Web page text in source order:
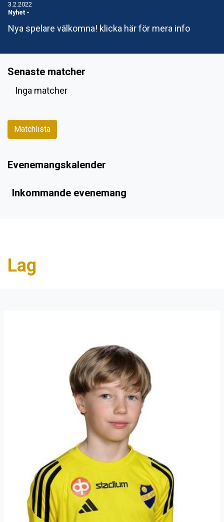
3.2.2022
Nyhet -
Nya spelare välkomna! klicka här för mera info
Senaste matcher
Inga matcher
Matchlista
Evenemangskalender
Inkommande evenemang
Lag